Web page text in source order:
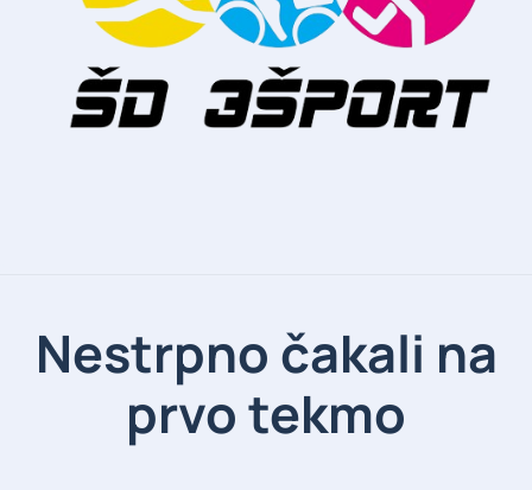
Nestrpno čakali na
prvo tekmo